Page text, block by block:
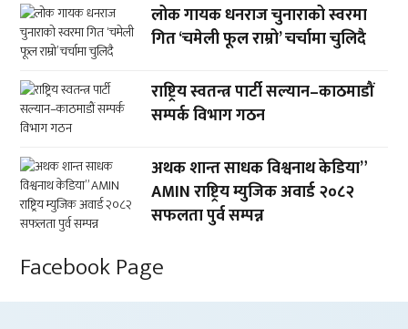
लोक गायक धनराज चुनाराको स्वरमा
गित ‘चमेली फूल राम्रो’ चर्चामा चुलिदै
राष्ट्रिय स्वतन्त्र पार्टी सल्यान–काठमाडौं
सम्पर्क विभाग गठन
अथक शान्त साधक विश्वनाथ केडिया”
AMIN राष्ट्रिय म्युजिक अवार्ड २०८२
सफलता पुर्व सम्पन्न
Facebook Page